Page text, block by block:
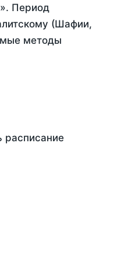
Период
(Шафии,
методы
расписание